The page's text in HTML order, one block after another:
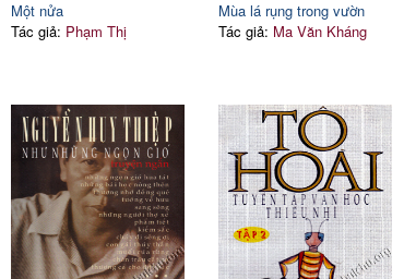
Một nửa
Tác giả: Phạm Thị
Mùa lá rụng trong vườn
Tác giả: Ma Văn Kháng